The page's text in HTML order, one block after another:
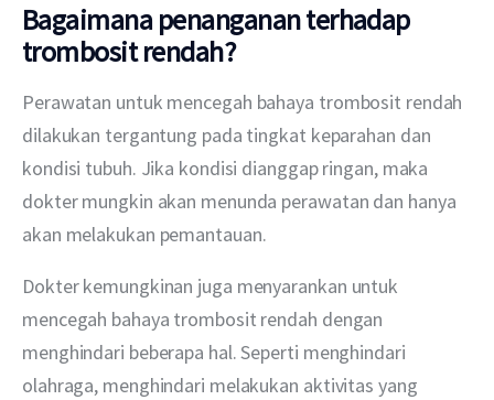
Bagaimana penanganan terhadap
trombosit rendah?
Perawatan untuk mencegah bahaya trombosit rendah
dilakukan tergantung pada tingkat keparahan dan
kondisi tubuh. Jika kondisi dianggap ringan, maka
dokter mungkin akan menunda perawatan dan hanya
akan melakukan pemantauan.
Dokter kemungkinan juga menyarankan untuk
mencegah bahaya trombosit rendah dengan
menghindari beberapa hal. Seperti menghindari
olahraga, menghindari melakukan aktivitas yang